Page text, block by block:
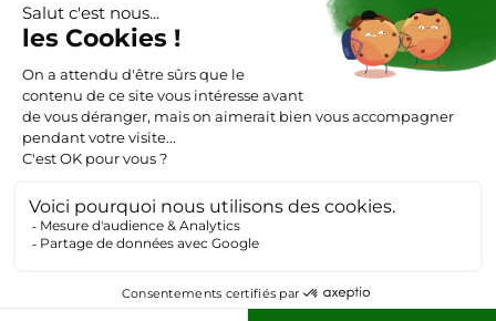
SUIVEZ-NOUS
Mentions légales
Conditions générales de vente